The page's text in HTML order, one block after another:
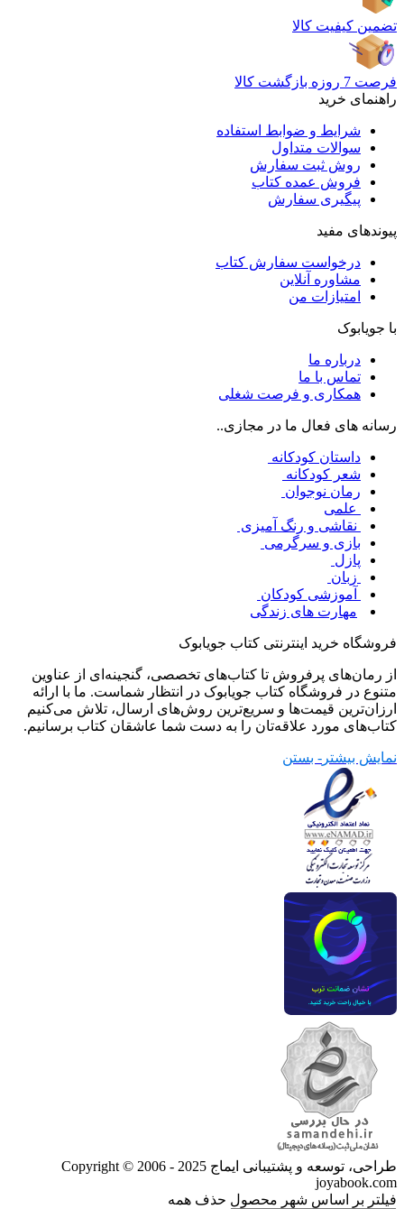
تضمین کیفیت کالا
فرصت 7 روزه بازگشت کالا
راهنمای خرید
شرایط و ضوابط استفاده
سوالات متداول
روش ثبت سفارش
فروش عمده کتاب
پیگیری سفارش
پیوندهای مفید
درخواست سفارش کتاب
مشاوره آنلاین
امتیازات من
با جویابوک
درباره ما
تماس با ما
همکاری و فرصت شغلی
رسانه های فعال ما در مجازی..
داستان کودکانه
شعر کودکانه
رمان نوجوان
علمی
نقاشی و رنگ آمیزی
بازی و سرگرمی
پازل
زبان
آموزشی کودکان
مهارت های زندگی
فروشگاه خرید اینترنتی کتاب جویابوک
از رمان‌های پرفروش تا کتاب‌های تخصصی، گنجینه‌ای از عناوین
متنوع در فروشگاه کتاب جویابوک در انتظار شماست. ما با ارائه
ارزان‌ترین قیمت‌ها و سریع‌ترین روش‌های ارسال، تلاش می‌کنیم
کتاب‌های مورد علاقه‌تان را به دست شما عاشقان کتاب برسانیم.
نمایش بیشتر - بستن
طراحی، توسعه و پشتیبانی ایماج Copyright © 2006 - 2025
joyabook.com
فیلتر بر اساس شهر محصول حذف همه